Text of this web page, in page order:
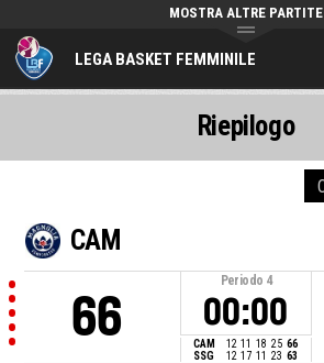
LEGA BASKET FEMMINILE
MOSTRA ALTRE PARTITE
CAM
66
Periodo 4
00:00
CAM 12 11 18 25 66
SSG
12 17 11 23 63
Riepilogo